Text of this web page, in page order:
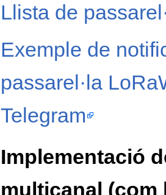
Llista de
Exemple de
passarel·la
Telegram
Implementació
multicanal (com